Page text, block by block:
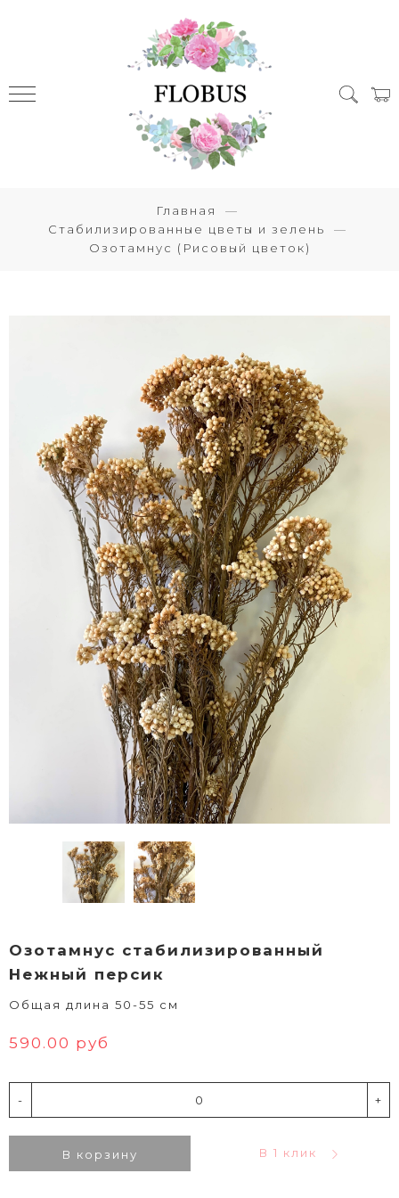
Главная
Стабилизированные цветы и зелень
Озотамнус (Рисовый цветок)
Озотамнус стабилизированный
Нежный персик
Общая длина 50-55 см
590.00 руб
- +
В корзину В 1 клик